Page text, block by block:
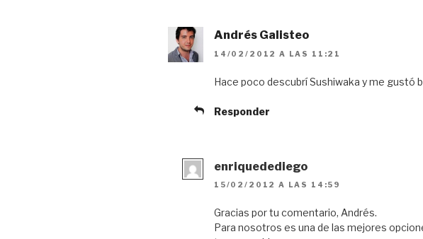
Andrés Galisteo
14/02/2012 A LAS 11:21
Hace poco descubrí Sushiwaka y me gustó
Responder
enriquedediego
15/02/2012 A LAS 14:59
Gracias por tu comentario, Andrés.
Para nosotros es una de las mejores